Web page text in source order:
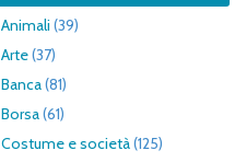
Animali (39)
Arte(37)
Banca(81)
Borsa(61)
Costume e società(125)